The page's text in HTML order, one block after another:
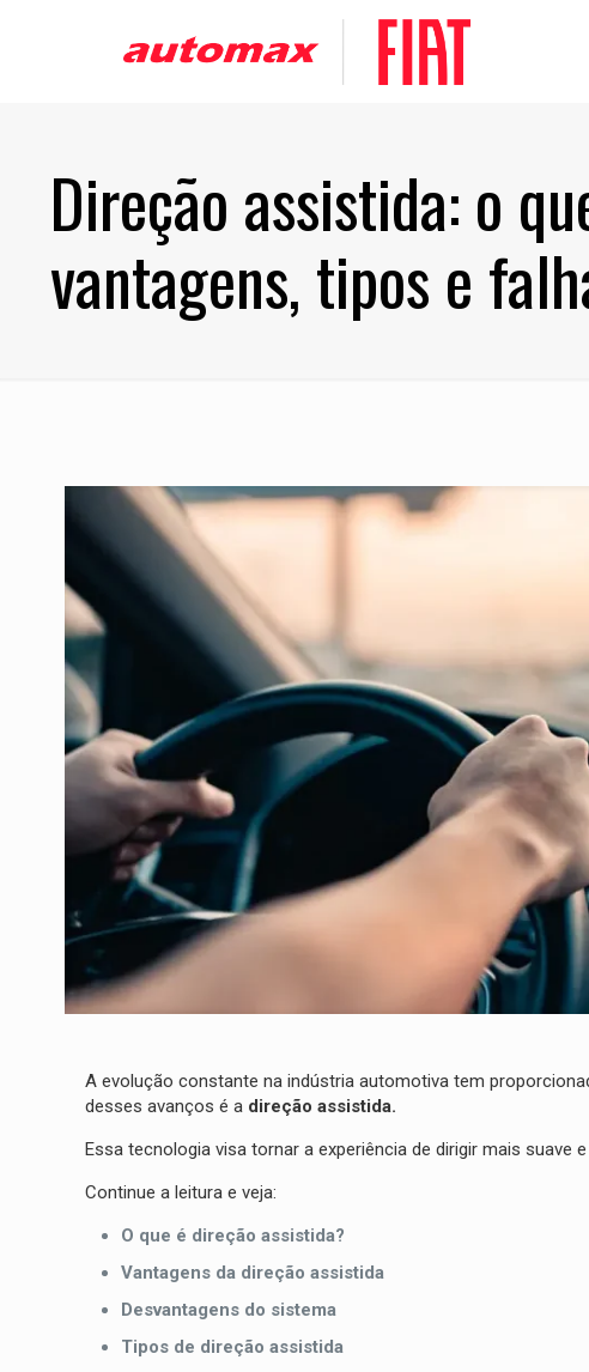
Direção assistida: o
vantagens, tipos e
A evolução constante na indústria automotiva tem
desses avanços é a direção assistida.
Essa tecnologia visa tornar a experiência de dirigir mais
Continue a leitura e veja:
O que é direção assistida?
Vantagens da direção assistida
Desvantagens do sistema
Tipos de direção assistida